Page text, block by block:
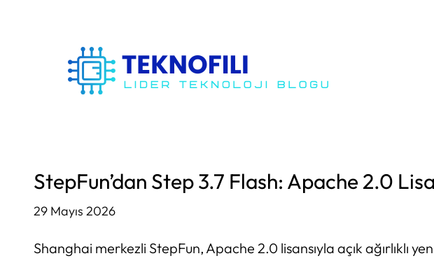
StepFun’dan Step 3.7 Flash: Apache 2.0
29 Mayıs 2026
Shanghai merkezli StepFun, Apache 2.0 lisansıyla açık ağırlıklı